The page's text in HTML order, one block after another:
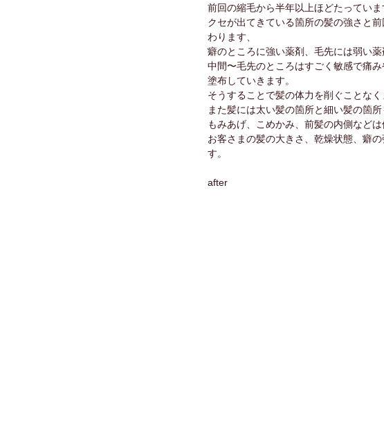
前回の縮毛から半年以上ほどたっていま
クセが出てきている箇所の髪の強さと
わります、
癖のところに強い薬剤、毛先には弱い薬
中間〜毛先のところはすごく敏感で痛
塗布していきます。
そうすることで髪の体力を削ぐことな
また髪には太い髪の箇所と細い髪の箇
もみあげ、こめかみ、前髪の内側など
お客さまの髪の大きさ、乾燥状態、癖
す。
after